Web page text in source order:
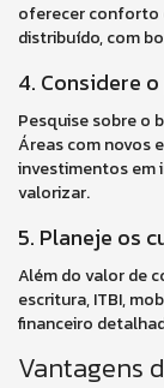
oferecer conforto
distribuído, com
4. Considere
Pesquise sobre o
Áreas com novos
investimentos em
valorizar.
5. Planeje os
Além do valor de
escritura, ITBI,
financeiro
Vantagens